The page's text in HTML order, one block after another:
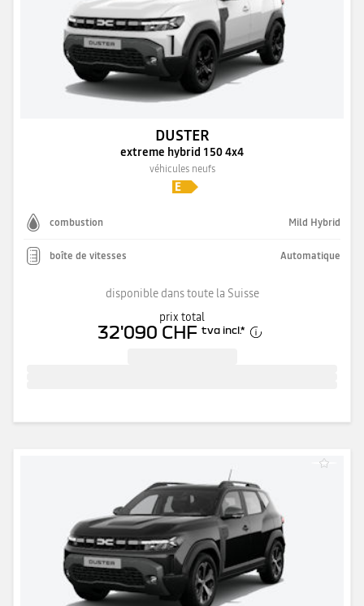
DUSTER
extreme hybrid 150 4x4
véhicules neufs
combustion Mild Hybrid
boîte de vitesses Automatique
disponible dans toute la Suisse
prix total
32'090 CHF tva incl.*